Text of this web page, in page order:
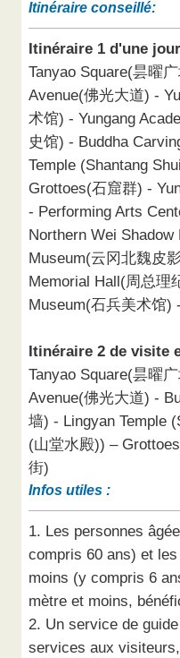
Itinéraire conseillé:
Itinéraire 1 d'une
Tanyao Square(昙曜
Avenue(佛光大道) -
术馆) - Yungang
史馆) - Buddha
Temple (Shantang
Grottoes(石窟群) -
- Performing Arts
Northern Wei Shadow
Museum(云冈北魏皮
Memorial Hall(周总理
Museum(石兵美术馆)
Itinéraire 2 de visite
Tanyao Square(昙曜
Avenue(佛光大道) -
墙) - Lingyan Temple
(山堂水殿)) –
街)
Infos utiles :
1. Les personnes
compris 60 ans) et
moins (y compris 6
mètre et moins,
2. Un service de
services aux